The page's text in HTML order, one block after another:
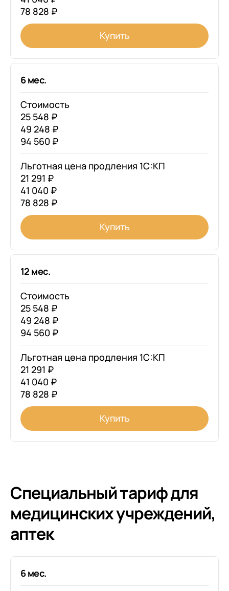
78 828 ₽
Купить
6 мес.
Стоимость
25 548 ₽
49 248 ₽
94 560 ₽
Льготная цена продления 1С:КП
21 291 ₽
41 040 ₽
78 828 ₽
Купить
12 мес.
Стоимость
25 548 ₽
49 248 ₽
94 560 ₽
Льготная цена продления 1С:КП
21 291 ₽
41 040 ₽
78 828 ₽
Купить
Специальный тариф для
медицинских учреждений,
аптек
6 мес.